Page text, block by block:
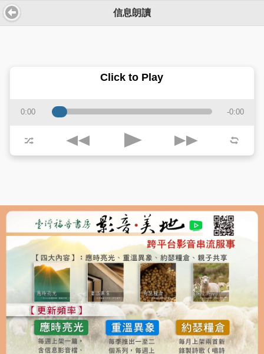
信息朗讀
Click to Play
-0:00
0:00
p
j k l
z